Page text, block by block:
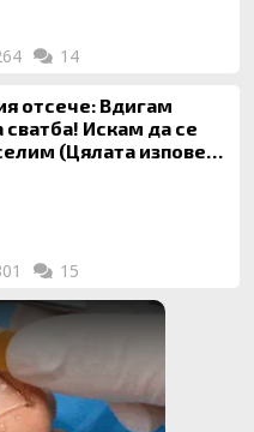
14
отсече: Вдигам
сватба! Искам да се
(Цялата изповед
15